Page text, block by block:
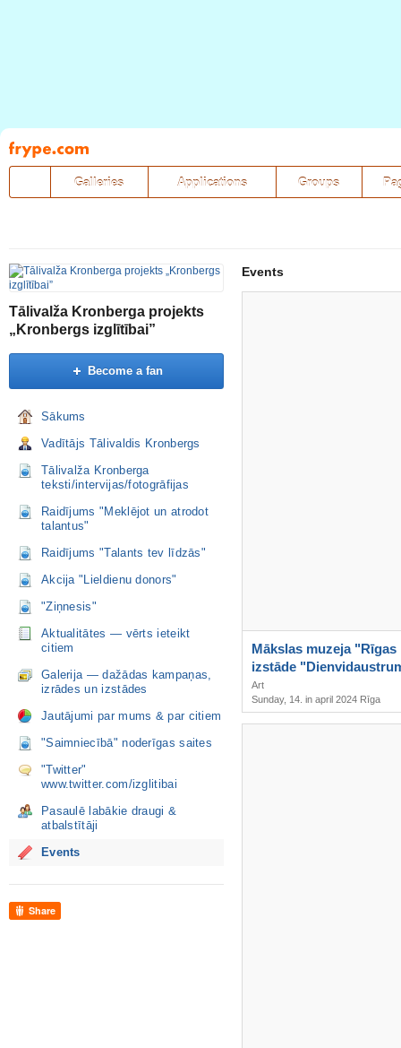
Pāriet
uz
saturu
Galleries Applications Groups
Tālivalža Kronberga projekts
„Kronbergs izglītībai”
Become a fan
Sākums
Vadītājs Tālivaldis Kronbergs
Tālivalža Kronberga
teksti/intervijas/fotogrāfijas
Raidījums "Meklējot un atrodot
talantus"
Raidījums "Talants tev līdzās"
Akcija "Lieldienu donors"
"Ziņnesis"
Aktualitātes — vērts ieteikt
citiem
Galerija — dažādas kampaņas,
izrādes un izstādes
Jautājumi par mums & par citiem
"Saimniecībā" noderīgas saites
"Twitter"
www.twitter.com/izglitibai
Pasaulē labākie draugi &
atbalstītāji
Events
Share
Events
Mākslas muzeja
izstāde
mākslas kolekcija"
Art
Sunday, 14. in april 2024 Rīga